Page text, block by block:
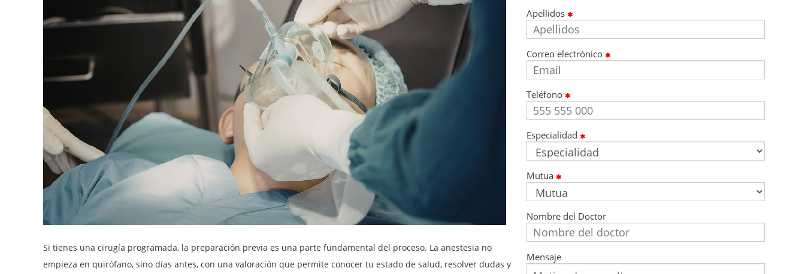
Si tienes una cirugía programada, la preparación previa es una parte fundamental del proceso. La anestesia no
empieza en quirófano, sino días antes, con una valoración que permite conocer tu estado de salud, resolver dudas y
Apellidos
Correo electrónico
Teléfono
Especialidad
Mutua
Nombre del Doctor
Mensaje